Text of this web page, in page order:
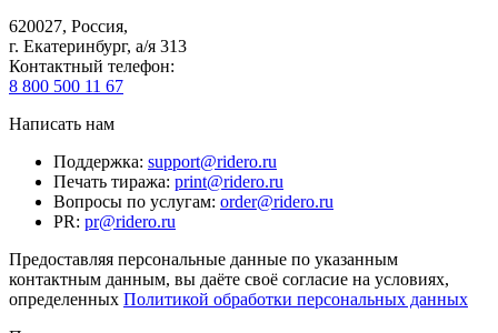
620027, Россия,
г. Екатеринбург, а/я 313
Контактный телефон:
8 800 500 11 67
Написать нам
Поддержка: support@ridero.ru
Печать тиража: print@ridero.ru
Вопросы по услугам: order@ridero.ru
PR: pr@ridero.ru
Предоставляя персональные данные по указанным
контактным данным, вы даёте своё согласие на условиях,
определенных Политикой обработки персональных данных